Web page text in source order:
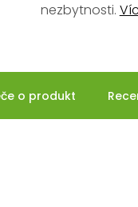
nezbytnosti.
o produkt